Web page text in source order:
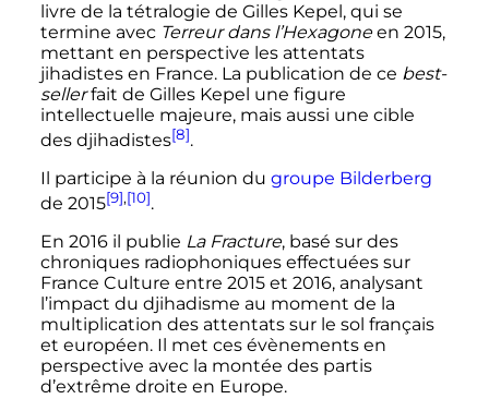
livre de la tétralogie de Gilles Kepel, qui se
termine avec Terreur dans l’Hexagoneen 2015,
mettant en perspective les attentats
jihadistes en France. La publication de ce best-
sellerfait de Gilles Kepel une figure
intellectuelle majeure, mais aussi une cible
des djihadistes[8].
Il participe à la réunion du groupe Bilderberg
de 2015[9],[10].
En 2016 il publie La Fracture, basé sur des
chroniques radiophoniques effectuées sur
France Culture entre 2015 et 2016, analysant
l’impact du djihadisme au moment de la
multiplication des attentats sur le sol français
et européen. Il met ces évènements en
perspective avec la montée des partis
d’extrême droite en Europe.